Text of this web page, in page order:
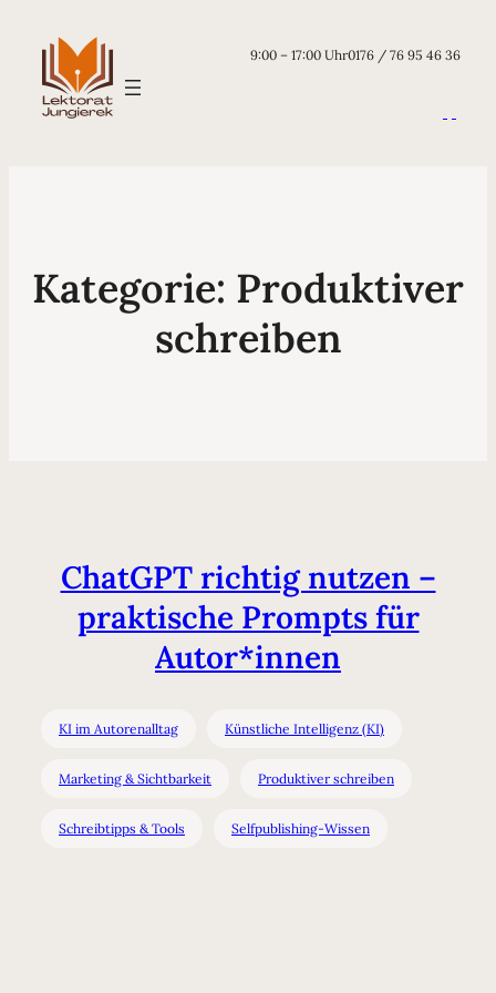
9:00 – 17:00 Uhr0176 / 76 95 46 36
Kategorie: Produktiver
schreiben
ChatGPT richtig nutzen –
praktische Prompts für
Autor*innen
KI im Autorenalltag Künstliche Intelligenz (KI)
Marketing & Sichtbarkeit Produktiver schreiben
Schreibtipps & Tools Selfpublishing-Wissen